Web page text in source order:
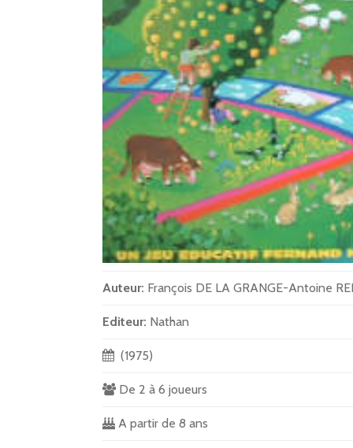
Auteur: François DE LA GRANGE-Antoine
Editeur: Nathan
(1975)
De 2 à 6 joueurs
A partir de 8 ans